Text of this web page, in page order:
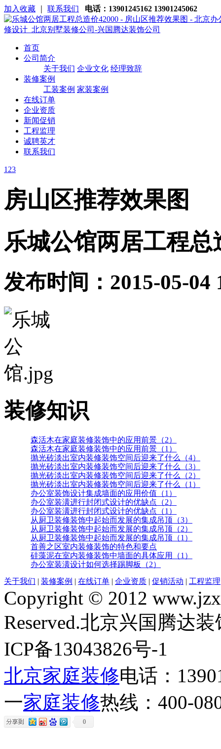
加入收藏 联系我们 电话：13901245162 13901245062
首页
公司简介
关于我们 企业文化 经理致辞
装修案例
工装案例 家装案例
在线订单
企业资质
新闻促销
工程监理
诚聘英才
联系我们
1 23
房山区推荐效果图
乐城公馆两居工程总
发布时间：2015-05-
装修知识
森活木在家庭装修装饰中的应用前景（2）
森活木在家庭装修装饰中的应用前景（1）
抛光砖淡出室内装修装饰空间后迎来了什么（4）
抛光砖淡出室内装修装饰空间后迎来了什么（3）
抛光砖淡出室内装修装饰空间后迎来了什么（2）
抛光砖淡出室内装修装饰空间后迎来了什么（1）
办公室装饰设计集成墙面的应用价值（1）
办公室装潢进行封闭式设计的优缺点（2）
办公室装潢进行封闭式设计的优缺点（1）
从厨卫装修装饰中起始而发展的集成吊顶（3）
从厨卫装修装饰中起始而发展的集成吊顶（2）
从厨卫装修装饰中起始而发展的集成吊顶（1）
首善之区室内装修装饰的特色和要点
硅藻泥在室内装修装饰中墙面的具体应用（1）
办公室装潢设计如何选择踢脚板（2）
关于我们 | 装修案例 | 在线订单 | 企业资质 | 促销活动 | 工程监理
Copyright © 2012
Reserved.北京兴国腾达
ICP备13043826号-1
北京家庭装修电话：
一家庭装修热线：400-
0